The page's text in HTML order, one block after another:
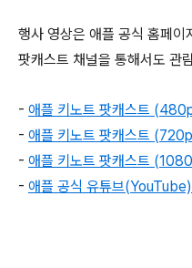
행사 영상은 애플 공식 홈페
팟캐스트 채널을 통해서도 관
- 애플 키노트 팟캐스트
- 애플 키노트 팟캐스트
- 애플 키노트 팟캐스트
- 애플 공식 유튜브(